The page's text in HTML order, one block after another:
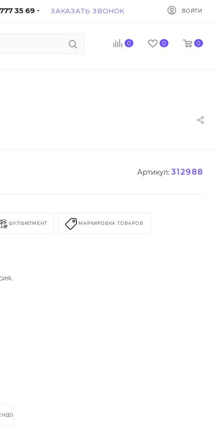
35 69 ЗАКАЗАТЬ ЗВОНОК ВОЙТИ
0 0 0
Артикул: 312988
ФУЛФИЛМЕНТ МАРКИРОВКА ТОВАРОВ